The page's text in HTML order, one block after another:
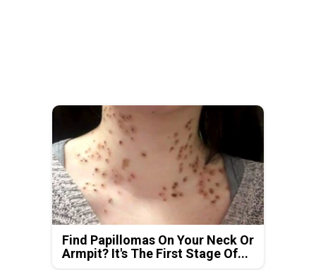
Find Papillomas On Your Neck Or
Armpit? It's The First Stage Of...